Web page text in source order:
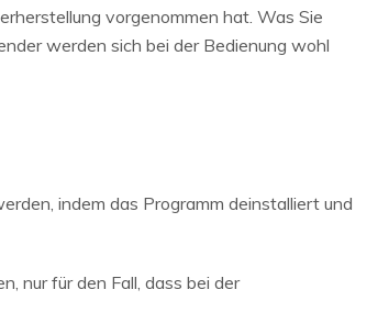
vorgenommen hat. Was Sie
werden sich bei der Bedienung wohl
indem das Programm deinstalliert und
nur für den Fall, dass bei der